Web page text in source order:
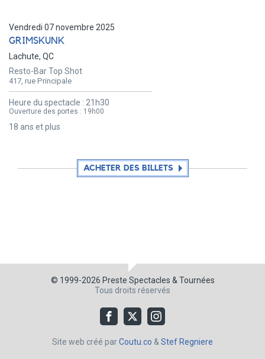
Vendredi 07 novembre 2025
GRIMSKUNK
Lachute, QC
Resto-Bar Top Shot
417, rue Principale
Heure du spectacle : 21h30
Ouverture des portes : 19h00
18 ans et plus
ACHETER DES BILLETS
© 1999-2026 Preste Spectacles & Tournées
Tous droits réservés
Site web créé parCoutu.co & Stef Regniere